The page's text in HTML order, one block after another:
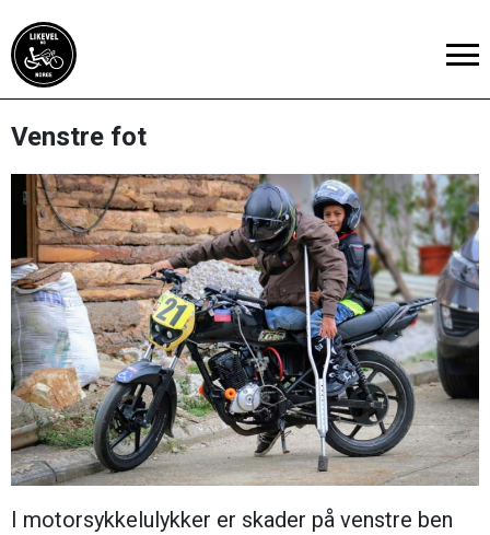
Venstre fot
I motorsykkelulykker er skader på venstre ben